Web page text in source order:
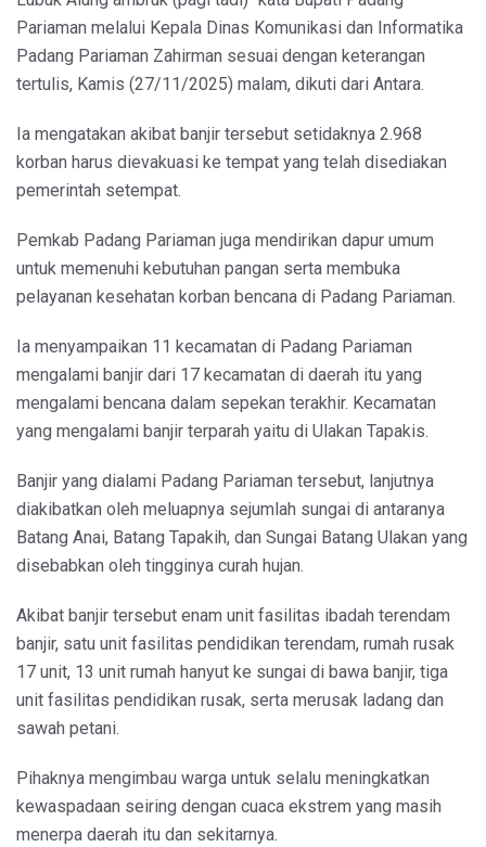
Pariaman melalui Kepala Dinas Komunikasi dan Informatika
Padang Pariaman Zahirman sesuai dengan keterangan
tertulis, Kamis (27/11/2025) malam, dikuti dari Antara.
Ia mengatakan akibat banjir tersebut setidaknya 2.968
korban harus dievakuasi ke tempat yang telah disediakan
pemerintah setempat.
Pemkab Padang Pariaman juga mendirikan dapur umum
untuk memenuhi kebutuhan pangan serta membuka
pelayanan kesehatan korban bencana di Padang Pariaman.
Ia menyampaikan 11 kecamatan di Padang Pariaman
mengalami banjir dari 17 kecamatan di daerah itu yang
mengalami bencana dalam sepekan terakhir. Kecamatan
yang mengalami banjir terparah yaitu di Ulakan Tapakis.
Banjir yang dialami Padang Pariaman tersebut, lanjutnya
diakibatkan oleh meluapnya sejumlah sungai di antaranya
Batang Anai, Batang Tapakih, dan Sungai Batang Ulakan yang
disebabkan oleh tingginya curah hujan.
Akibat banjir tersebut enam unit fasilitas ibadah terendam
banjir, satu unit fasilitas pendidikan terendam, rumah rusak
17 unit, 13 unit rumah hanyut ke sungai di bawa banjir, tiga
unit fasilitas pendidikan rusak, serta merusak ladang dan
sawah petani.
Pihaknya mengimbau warga untuk selalu meningkatkan
kewaspadaan seiring dengan cuaca ekstrem yang masih
menerpa daerah itu dan sekitarnya.